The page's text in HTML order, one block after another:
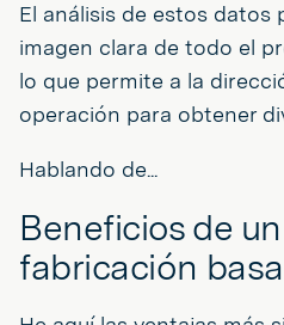
El análisis de estos datos
imagen clara de todo el
lo que permite a la
operación para obtener
Hablando de...
Beneficios de
fabricación